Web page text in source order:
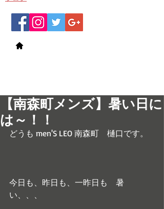
【南森町メンズ】暑い日に
は～！！
どうも men'S LEO 南森町　樋口です。
今日も、昨日も、一昨日も　暑
い、、、